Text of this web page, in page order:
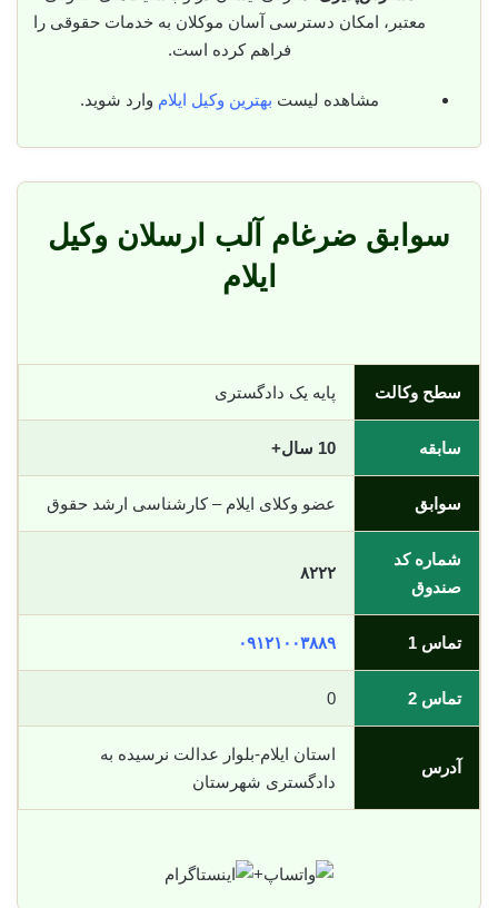
معتبر، امکان دسترسی آسان موکلان به خدمات حقوقی را
فراهم کرده است.
مشاهده لیست بهترین وکیل ایلام وارد شوید.
سوابق ضرغام آلب ارسلان وکیل
ایلام
سطح وکالت پایه یک دادگستری
سابقه 10 سال+
سوابق عضو وکلای ایلام – کارشناسی ارشد حقوق
شماره کد
صندوق
۸۲۲۲
تماس 1 ۰۹۱۲۱۰۰۳۸۸۹
تماس 2 0
آدرس
استان ایلام-بلوار عدالت نرسیده به
دادگستری شهرستان
+